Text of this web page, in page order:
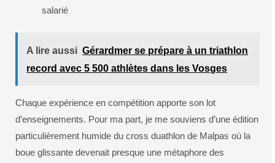
salarié
A lire aussi Gérardmer se prépare à un triathlon
record avec 5 500 athlètes dans les Vosges
Chaque expérience en compétition apporte son lot
d’enseignements. Pour ma part, je me souviens d’une édition
particulièrement humide du cross duathlon de Malpas où la
boue glissante devenait presque une métaphore des